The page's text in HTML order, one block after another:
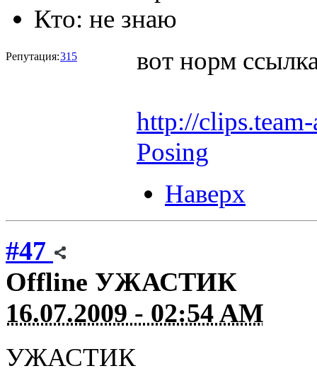
Кто: не знаю
Репутация:315 вот норм
http://
Posing
Наверх
#47
Offline УЖАСТИК
16.07.2009 - 02:54 AM
УЖАСТИК